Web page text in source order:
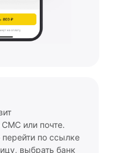
или почте.
по ссылке
выбрать банк